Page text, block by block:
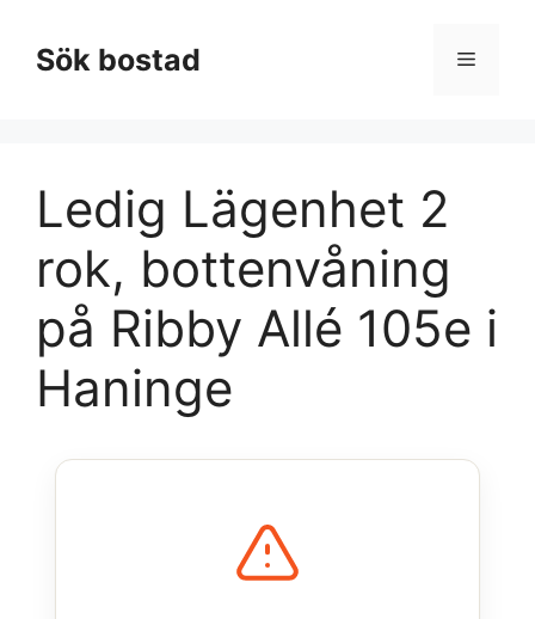
innehållSök bostad Meny
Ledig Lägenhet 2
rok, bottenvåning
på Ribby Allé 105e i
Haninge